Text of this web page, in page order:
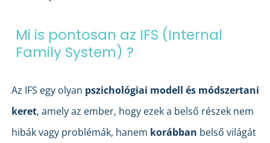
Mi is pontosan az IFS (Internal
Family System) ?
Az IFS egy olyan pszichológiai modell és módszertani
keret, amely az ember, hogy ezek a belső részek nem
hibák vagy problémák, hanem korábban belső világát